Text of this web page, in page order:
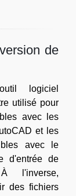
de
logiciel
utilisé pour
avec les
et les
avec le
d'entrée de
l'inverse,
des fichiers